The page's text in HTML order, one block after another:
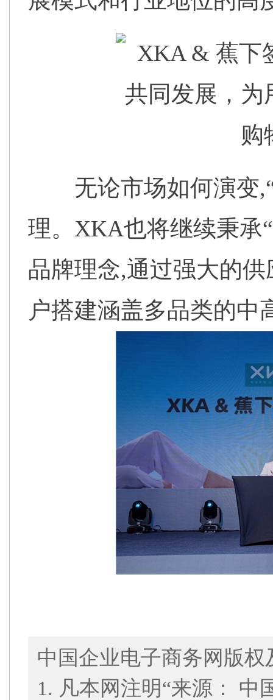
无论市场如何演变
理。XKA也将继续秉承
品牌理念,通过强大的
户搭建涵盖多品类的中
中国企业电子商务网版权
1. 凡本网注明“来源： 中